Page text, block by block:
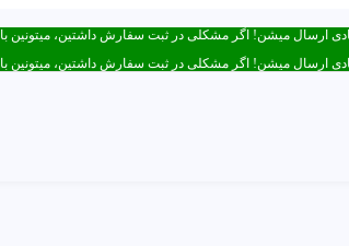
مشکلی در ثبت سفارش داشتین، میتونین با ۰۹۳۸۲۱۵۳۴۷۸ از طریق روبیکا یا تماس در ارتباط باشید.
مشکلی در ثبت سفارش داشتین، میتونین با ۰۹۳۸۲۱۵۳۴۷۸ از طریق روبیکا یا تماس در ارتباط باشید.